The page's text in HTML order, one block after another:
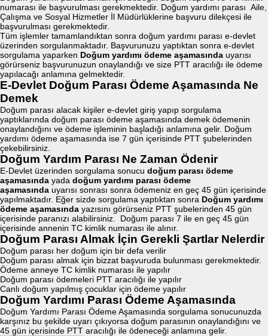
numarası ile başvurulması gerekmektedir. Doğum yardımı parası Aile,
Çalışma ve Sosyal Hizmetler İl Müdürlüklerine başvuru dilekçesi ile
başvurulması gerekmektedir.
Tüm işlemler tamamlandıktan sonra doğum yardımı parası e-devlet
üzerinden sorgulanmaktadır. Başvurunuzu yaptıktan sonra e-devlet
sorgulama yaparken Doğum yardımı ödeme aşamasında uyarısı
görürseniz başvurunuzun onaylandığı ve size PTT aracılığı ile ödeme
yapılacağı anlamına gelmektedir.
E-Devlet Doğum Parası Ödeme Aşamasında Ne
Demek
Doğum parası alacak kişiler e-devlet giriş yapıp sorgulama
yaptıklarında doğum parası ödeme aşamasında demek ödemenin
onaylandığını ve ödeme işleminin başladığı anlamına gelir. Doğum
yardımı ödeme aşamasında ise 7 gün içerisinde PTT şubelerinden
çekebilirsiniz.
Doğum Yardım Parası Ne Zaman Ödenir
E-Devlet üzerinden sorgulama sonucu doğum parası ödeme
aşamasında yada doğum yardımı parası ödeme
aşamasında uyarısı sonrası sonra ödemeniz en geç 45 gün içerisinde
yapılmaktadır. Eğer sizde sorgulama yaptıktan sonra Doğum yardımı
ödeme aşamasında yazısını görürseniz PTT şubelerinden 45 gün
içerisinde paranızı alabilirsiniz. Doğum parası 7 ile en geç 45 gün
içerisinde annenin TC kimlik numarası ile alınır.
Doğum Parası Almak İçin Gerekli Şartlar Nelerdir
Doğum parası her doğum için bir defa verilir
Doğum parası almak için bizzat başvuruda bulunması gerekmektedir.
Ödeme anneye TC kimlik numarası ile yapılır
Doğum parası ödemeleri PTT aracılığı ile yapılır
Canlı doğum yapılmış çocuklar için ödeme yapılır
Doğum Yardımı Parası Ödeme Aşamasında
Doğum Yardımı Parası Ödeme Aşamasında sorgulama sonucunuzda
karşınız bu şekilde uyarı çıkıyorsa doğum parasının onaylandığını ve
45 gün içerisinde PTT aracılığı ile ödeneceği anlamına gelir.